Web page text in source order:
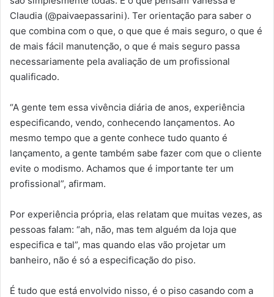
Claudia (@paivaepassarini). Ter orientação para saber o
que combina com o que, o que que é mais seguro, o que é
de mais fácil manutenção, o que é mais seguro passa
necessariamente pela avaliação de um profissional
qualificado.
“A gente tem essa vivência diária de anos, experiência
especificando, vendo, conhecendo lançamentos. Ao
mesmo tempo que a gente conhece tudo quanto é
lançamento, a gente também sabe fazer com que o cliente
evite o modismo. Achamos que é importante ter um
profissional”, afirmam.
Por experiência própria, elas relatam que muitas vezes, as
pessoas falam: “ah, não, mas tem alguém da loja que
especifica e tal”, mas quando elas vão projetar um
banheiro, não é só a especificação do piso.
É tudo que está envolvido nisso, é o piso casando com a